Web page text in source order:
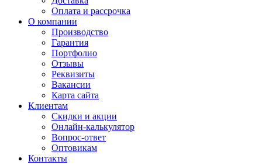
Оплата и рассрочка
О компании
Производство
Гарантия
Портфолио
Отзывы
Реквизиты
Вакансии
Карта сайта
Клиентам
Скидки и акции
Онлайн-калькулятор
Вопрос-ответ
Оптовикам
Контакты